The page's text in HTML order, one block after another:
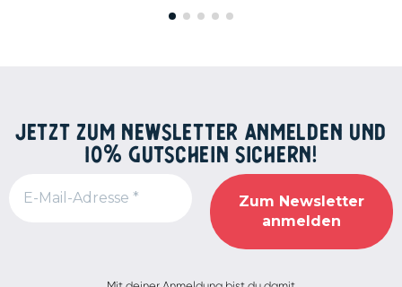
JETZT ZUM NEWSLETTER ANMELDEN UND
10% GUTSCHEIN SICHERN!